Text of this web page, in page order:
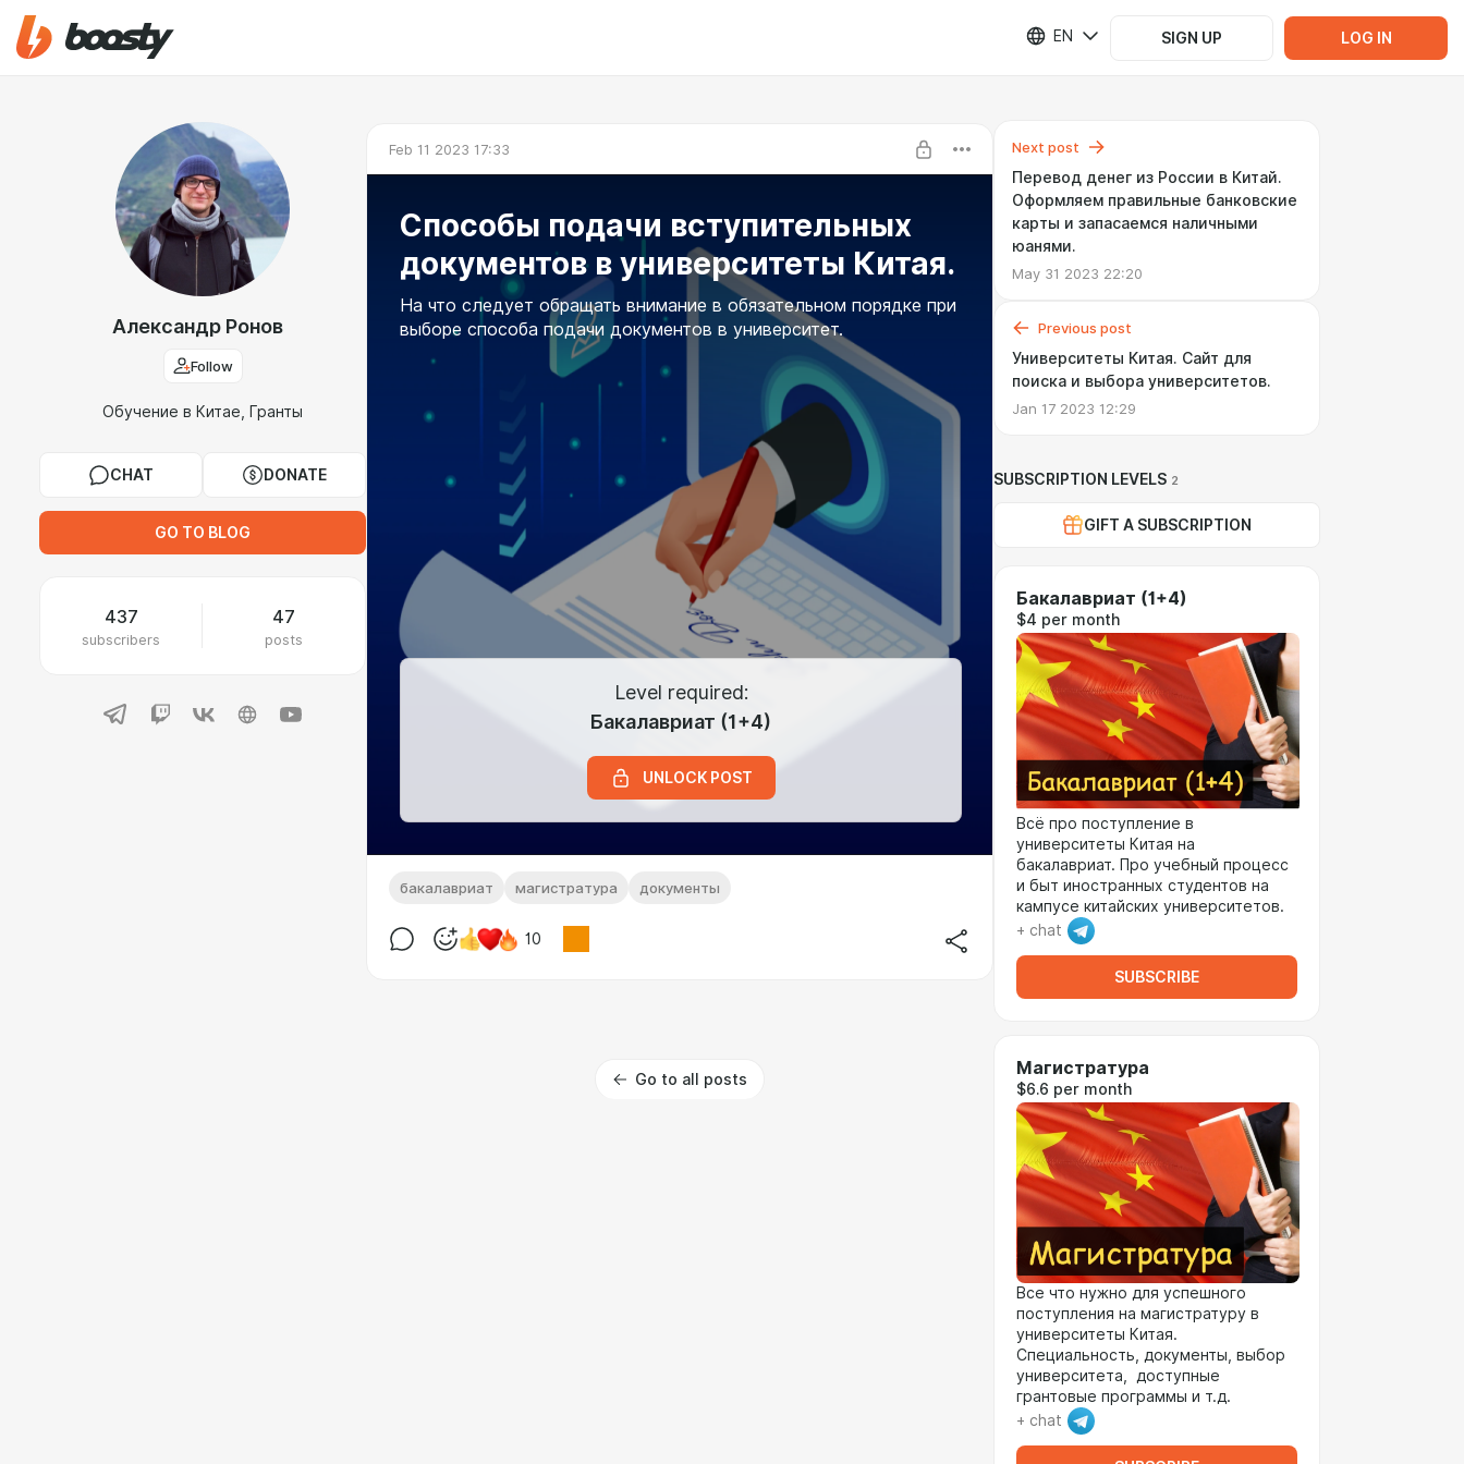
EN SIGN UP LOG IN
Александр Ронов
Follow
Обучение в Китае, Гранты
CHAT DONATE
GO TO BLOG
437
subscribers
47
posts
Feb 11 2023 17:33
Способы подачи вступительных
документов в университеты Китая.
На что следует обращать внимание в обязательном порядке при
выборе способа подачи документов в университет.
Level required:
Бакалавриат (1+4)
UNLOCK POST
бакалавриат магистратура документы
10
Go to all posts
Next post
Перевод денег из России в Китай.
Оформляем правильные банковские
карты и запасаемся наличными
юанями.
May 31 2023 22:20
Previous post
Университеты Китая. Сайт для
поиска и выбора университетов.
Jan 17 2023 12:29
SUBSCRIPTION LEVELS 2
GIFT A SUBSCRIPTION
Бакалавриат (1+4)
$4 per month
Всё про поступление в
университеты Китая на
бакалавриат. Про учебный процесс
и быт иностранных студентов на
кампусе китайских университетов.
+ chat
SUBSCRIBE
Магистратура
$6.6 per month
Все что нужно для успешного
поступления на магистратуру в
университеты Китая.
Специальность, документы, выбор
университета, доступные
грантовые программы и т.д.
+ chat